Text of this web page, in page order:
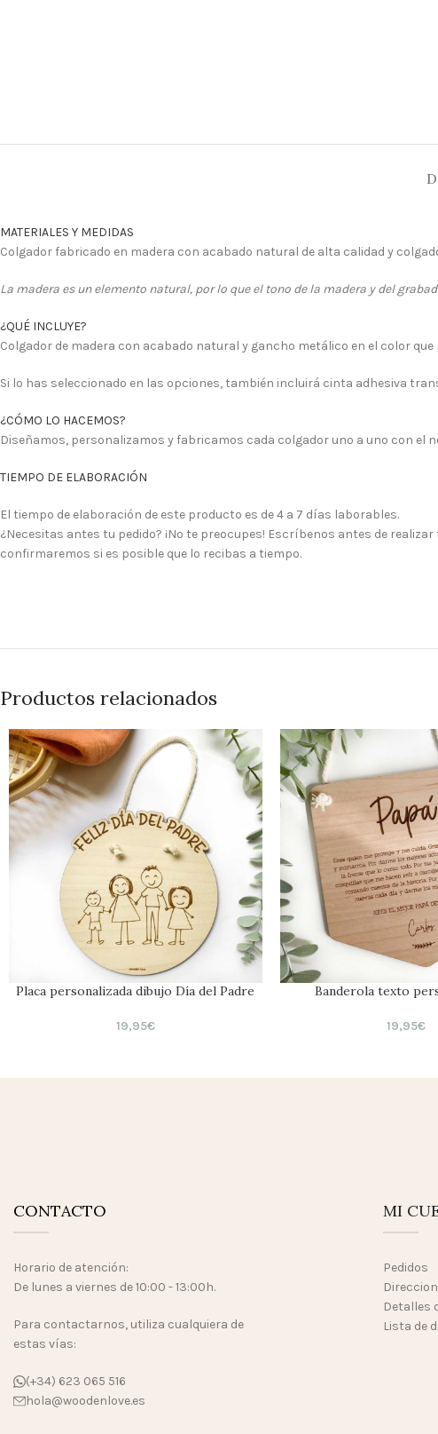
MATERIALES Y MEDIDAS
Colgador fabricado en madera con acabado natural de alta calidad y
La madera es un elemento natural, por lo que el tono de la madera y del
¿QUÉ INCLUYE?
Colgador de madera con acabado natural y gancho metálico en el color que
Si lo has seleccionado en las opciones, también incluirá cinta adhesiva
¿CÓMO LO HACEMOS?
Diseñamos, personalizamos y fabricamos cada colgador uno a uno con el
TIEMPO DE ELABORACIÓN
El tiempo de elaboración de este producto es de 4 a 7 días laborables.
¿Necesitas antes tu pedido? ¡No te preocupes! Escríbenos antes de
confirmaremos si es posible que lo recibas a tiempo.
Productos relacionados
Placa personalizada dibujo Día del Padre
19,95€
Banderola texto
19,95€
CONTACTO
Horario de atención:
De lunes a viernes de 10:00 - 13:00h.
Para contactarnos, utiliza cualquiera de
estas vías:
(+34) 623 065 516
hola@woodenlove.es
MI
Pedidos
Detalles
Lista de